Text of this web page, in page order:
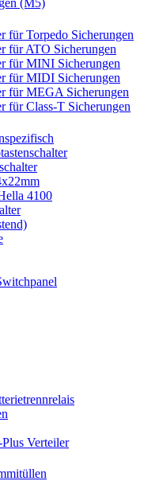
(M5)
für Torpedo Sicherungen
für ATO Sicherungen
für MINI Sicherungen
für MIDI Sicherungen
für MEGA Sicherungen
für Class-T Sicherungen
4100
Verteiler